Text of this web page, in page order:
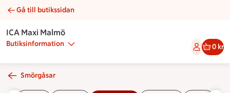
Räkmacka | Catering ICA Maxi Malmö
Gå till butikssidan
ICA Maxi Malmö
Butiksinformation 0 kr
Smörgåsar